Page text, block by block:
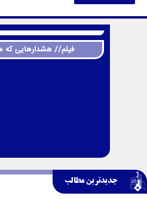
فیلم// هشدارهایی که
جدیدترین مطالب